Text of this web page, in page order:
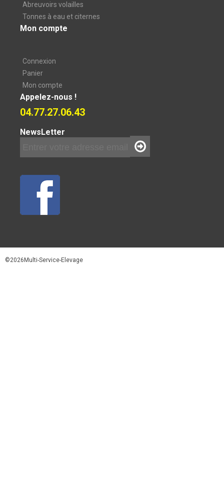
Abreuvoirs volailles
Tonnes à eau et citernes
Mon compte
Connexion
Panier
Mon compte
Appelez-nous !
04.77.27.06.43
NewsLetter
©2026Multi-Service-Elevage